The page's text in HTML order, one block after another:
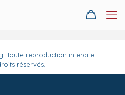
Toute reproduction interdite.
réservés.